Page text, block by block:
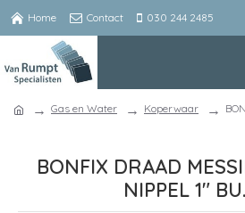
Home Contact 030 244 2485
Gas en Water Koperwaar
BONFIX DRAAD
NIPPEL 1"